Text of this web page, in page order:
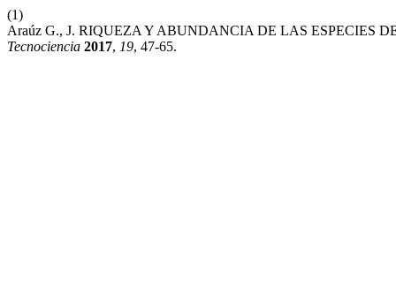
(1)
Araúz G., J. RIQUEZA Y ABUNDANCIA DE LAS ESPECIES
Tecnociencia 2017, 19, 47-65.